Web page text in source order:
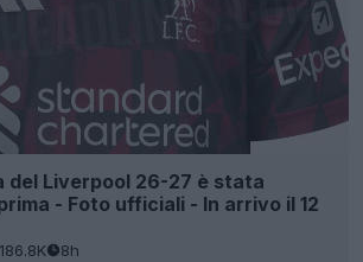
del Liverpool 26-27 è stata
- Foto ufficiali - In arrivo il 12
186.8K 8h